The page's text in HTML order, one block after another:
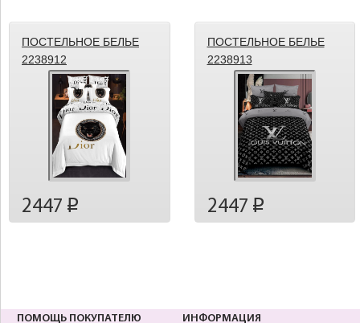
ПОСТЕЛЬНОЕ БЕЛЬЕ
2238912
2447 p
ПОСТЕЛЬНОЕ БЕЛЬЕ
2238913
2447 p
ПОМОЩЬ ПОКУПАТЕЛЮ ИНФОРМАЦИЯ